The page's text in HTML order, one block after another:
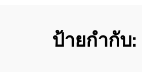
ป้ายกำกับ: